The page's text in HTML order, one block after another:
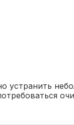
устранить